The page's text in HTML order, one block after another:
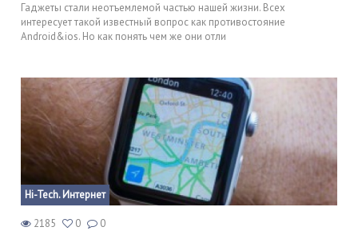
Гаджеты стали неотъемлемой частью нашей жизни. Всех
интересует такой известный вопрос как противостояние
Android&ios. Но как понять чем же они отли
Hi-Tech. Интернет
2185 0 0